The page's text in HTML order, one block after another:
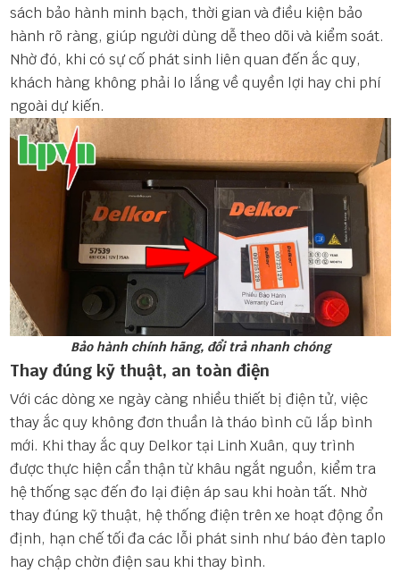
sách bảo hành minh bạch, thời gian và điều kiện bảo
hành rõ ràng, giúp người dùng dễ theo dõi và kiểm soát.
Nhờ đó, khi có sự cố phát sinh liên quan đến ắc quy,
khách hàng không phải lo lắng về quyền lợi hay chi phí
ngoài dự kiến.
Bảo hành chính hãng, đổi trả nhanh chóng
Thay đúng kỹ thuật, an toàn điện
Với các dòng xe ngày càng nhiều thiết bị điện tử, việc
thay ắc quy không đơn thuần là tháo bình cũ lắp bình
mới. Khi thay ắc quy Delkor tại Linh Xuân, quy trình
được thực hiện cẩn thận từ khâu ngắt nguồn, kiểm tra
hệ thống sạc đến đo lại điện áp sau khi hoàn tất. Nhờ
thay đúng kỹ thuật, hệ thống điện trên xe hoạt động ổn
định, hạn chế tối đa các lỗi phát sinh như báo đèn taplo
hay chập chờn điện sau khi thay bình.